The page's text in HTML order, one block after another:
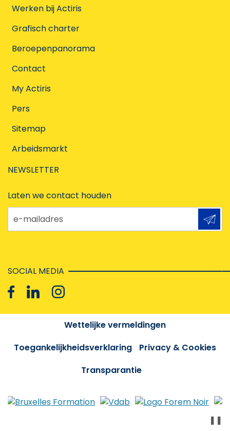
Werken bij Actiris
Grafisch charter
Beroepenpanorama
Contact
My Actiris
Pers
Sitemap
Arbeidsmarkt
NEWSLETTER
Laten we contact houden
e-mailadres
SOCIAL MEDIA
Wettelijke vermeldingen
Toegankelijkheidsverklaring
Privacy & Cookies
Transparantie
❚❚